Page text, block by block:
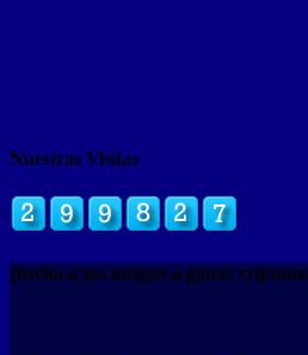
Nuestras Visitas
¡Invita a tus amigos a ganar